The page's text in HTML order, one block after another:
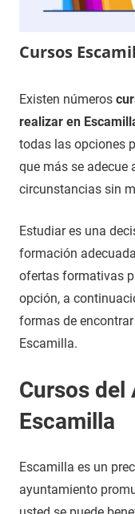
Cursos
14
de
noviembre
2020
Maria
Cursos
en
Guadalajara
Existen números
realizar en
todas las opciones
que más se adecue
circunstancias sin
Estudiar es una
formación
ofertas formativas
opción, a
formas de
Escamilla.
Cursos del
Escamilla
Escamilla es un
ayuntamiento